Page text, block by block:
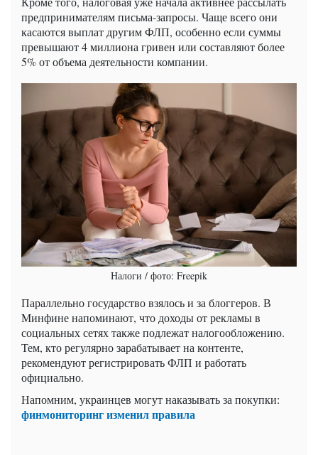
предпринимателям письма-запросы. Чаще всего они
касаются выплат другим ФЛП, особенно если суммы
превышают 4 миллиона гривен или составляют более
5% от объема деятельности компании.
Налоги / фото: Freepik
Параллельно государство взялось и за блоггеров. В
Минфине напоминают, что доходы от рекламы в
социальных сетях также подлежат налогообложению.
Тем, кто регулярно зарабатывает на контенте,
рекомендуют регистрировать ФЛП и работать
официально.
Напомним, украинцев могут наказывать за покупки:
финмониторинг изменил правила